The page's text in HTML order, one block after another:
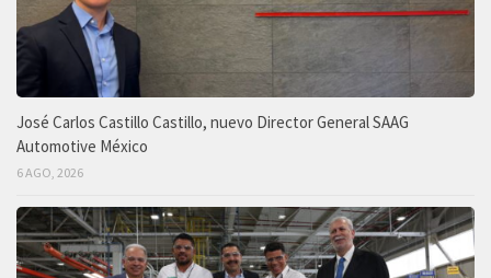
José Carlos Castillo Castillo, nuevo Director General SAAG
Automotive México
6 AGO, 2026